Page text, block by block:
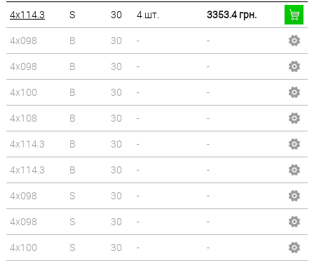
4x114.3 S 30 4 шт.
3353.4 грн.
4x098
B 30 -
-
4x098
B 30 -
-
4x100
B 30 -
-
4x108
B 30 -
-
4x114.3
B 30 -
-
4x114.3
B 30 -
-
4x098
S 30 -
-
4x098
S 30 -
-
4x100
S 30 -
-